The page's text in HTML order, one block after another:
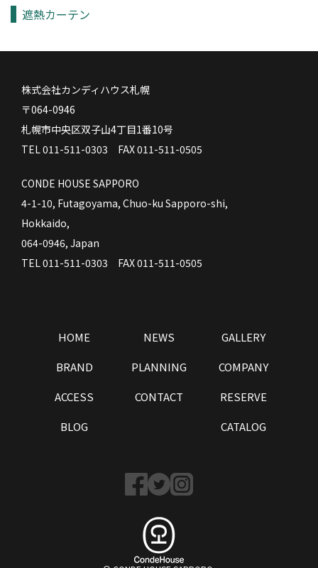
遮熱カーテン
株式会社カンディハウス札幌
〒064-0946
札幌市中央区双子山4丁目1番10号
TEL 011-511-0303 FAX 011-511-0505
CONDE HOUSE SAPPORO
4-1-10, Futagoyama, Chuo-ku Sapporo-shi,
Hokkaido,
064-0946, Japan
TEL 011-511-0303 FAX 011-511-0505
HOME NEWS
GALLERY
BRAND
PLANNING
COMPANY
ACCESS
CONTACT
RESERVE
BLOG
CATALOG